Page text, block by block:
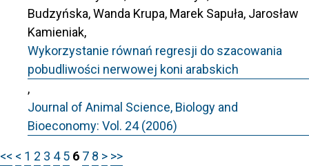
Budzyńska, Wanda Krupa, Marek Sapuła, Jarosław
Kamieniak,
Wykorzystanie równań regresji do szacowania
pobudliwości nerwowej koni arabskich
,
Journal of Animal Science, Biology and
Bioeconomy: Vol. 24 (2006)
<< < 1 2 3 4 5 6 7 8 > >>